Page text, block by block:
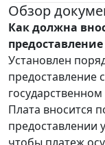
Обзор
Как должна
Установлен
предоставление
Плата вносится
предоставлении